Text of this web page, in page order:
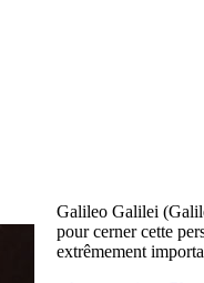
Galileo Galilei
pour cerner cette
extrêmement